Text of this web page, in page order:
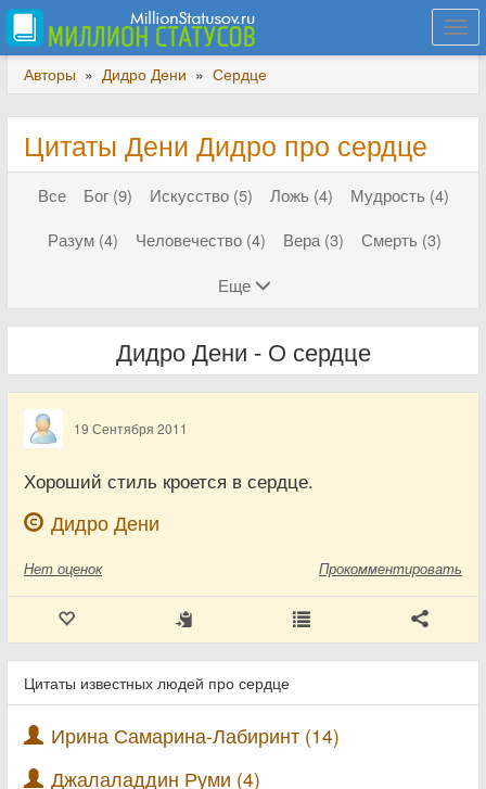
Авторы » Дидро Дени » Сердце
Цитаты Дени Дидро про сердце
Все Бог (9) Искусство (5) Ложь (4)
Мудрость (4)
Разум (4)
Человечество (4) Вера (3)
Смерть (3)
Еще
Дидро Дени - О сердце
19 Сентября 2011
Хороший стиль кроется в сердце.
Дидро Дени
Нет оценок Прокомментировать
Цитаты известных людей про сердце
Ирина Самарина-Лабиринт (14)
Джалаладдин Руми (4)